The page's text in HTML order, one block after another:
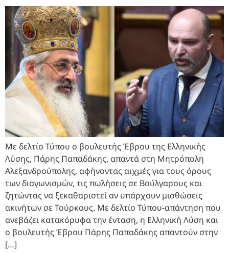
Με δελτίο Τύπου ο βουλευτής Έβρου της Ελληνικής
Λύσης, Πάρης Παπαδάκης, απαντά στη Μητρόπολη
Αλεξανδρούπολης, αφήνοντας αιχμές για τους όρους
των διαγωνισμών, τις πωλήσεις σε Βούλγαρους και
ζητώντας να ξεκαθαριστεί αν υπάρχουν μισθώσεις
ακινήτων σε Τούρκους. Με δελτίο Τύπου-απάντηση που
ανεβάζει κατακόρυφα την ένταση, η Ελληνική Λύση και
ο βουλευτής Έβρου Πάρης Παπαδάκης απαντούν στην
[…]